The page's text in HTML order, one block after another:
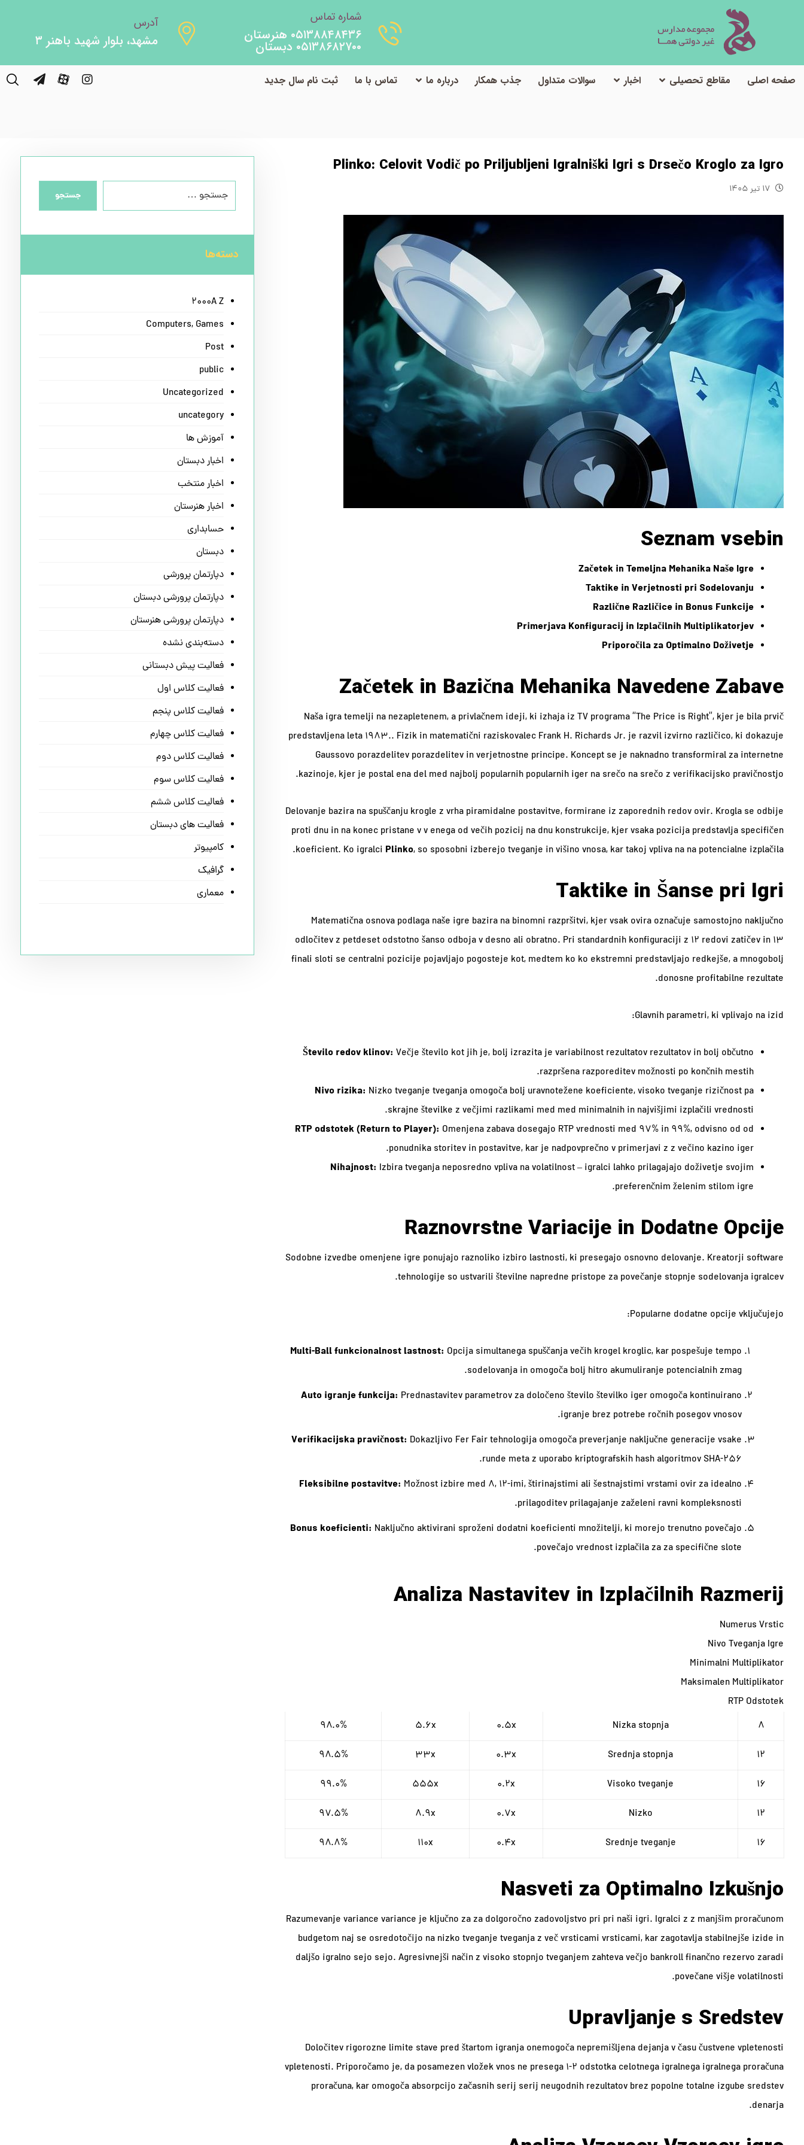
آدرس
مشهد، بلوار شهید باهنر ۳
شماره تماس
۰۵۱۳۸۸۴۸۴۳۶ هنرستان
۰۵۱۳۸۶۸۲۷۰۰ دبستان
صفحه اصلی مقاطع تحصیلی اخبار سوالات متداول جذب همکار درباره ما تماس با ما ثبت نام سال جدید
Plinko: Celovit Vodič po Priljubljeni Igralniški Igri s Drsečo Kroglo za Igro
۱۷ تیر ۱۴۰۵
Seznam vsebin
Začetek in Temeljna Mehanika Naše Igre
Taktike in Verjetnosti pri Sodelovanju
Različne Različice in Bonus Funkcije
Primerjava Konfiguracij in Izplačilnih Multiplikatorjev
Priporočila za Optimalno Doživetje
Začetek in Bazična Mehanika Navedene Zabave
Naša igra temelji na nezapletenem, a privlačnem ideji, ki izhaja iz TV programa “The Price is Right”, kjer je bila prvič
predstavljena leta 1983.. Fizik in matematični raziskovalec Frank H. Richards Jr. je razvil izvirno različico, ki dokazuje
Gaussovo porazdelitev porazdelitev in verjetnostne principe. Koncept se je naknadno transformiral za internetne
kazinoje, kjer je postal ena del med najbolj popularnih popularnih iger na srečo na srečo z verifikacijsko pravičnostjo.
Delovanje bazira na spuščanju krogle z vrha piramidalne postavitve, formirane iz zaporednih redov ovir. Krogla se odbije
proti dnu in na konec pristane v v enega od večih pozicij na dnu konstrukcije, kjer vsaka pozicija predstavlja specifičen
koeficient. Ko igralci Plinko, so sposobni izberejo tveganje in višino vnosa, kar takoj vpliva na na potencialne izplačila.
Taktike in Šanse pri Igri
Matematična osnova podlaga naše igre bazira na binomni razpršitvi, kjer vsak ovira označuje samostojno naključno
odločitev z petdeset odstotno šanso odboja v desno ali obratno. Pri standardnih konfiguraciji z 12 redovi zatičev in 13
finali sloti se centralni pozicije pojavljajo pogosteje kot, medtem ko ko ekstremni predstavljajo redkejše, a mnogobolj
donosne profitabilne rezultate.
Glavnih parametri, ki vplivajo na izid:
Število redov klinov: Večje število kot jih je, bolj izrazita je variabilnost rezultatov rezultatov in bolj občutno
razpršena razporeditev možnosti po končnih mestih.
Nivo rizika: Nizko tveganje tveganja omogoča bolj uravnotežene koeficiente, visoko tveganje rizičnost pa
skrajne številke z večjimi razlikami med med minimalnih in najvišjimi izplačili vrednosti.
RTP odstotek (Return to Player): Omenjena zabava dosegajo RTP vrednosti med 97% in 99%, odvisno od od
ponudnika storitev in postavitve, kar je nadpovprečno v primerjavi z z večino kazino iger.
Nihajnost: Izbira tveganja neposredno vpliva na volatilnost – igralci lahko prilagajajo doživetje svojim
preferenčnim želenim stilom igre.
Raznovrstne Variacije in Dodatne Opcije
Sodobne izvedbe omenjene igre ponujajo raznoliko izbiro lastnosti, ki presegajo osnovno delovanje. Kreatorji software
tehnologije so ustvarili številne napredne pristope za povečanje stopnje sodelovanja igralcev.
Popularne dodatne opcije vključujejo:
Multi-Ball funkcionalnost lastnost: Opcija simultanega spuščanja večih krogel kroglic, kar pospešuje tempo
sodelovanja in omogoča bolj hitro akumuliranje potencialnih zmag.
Auto igranje funkcija: Prednastavitev parametrov za določeno število številko iger omogoča kontinuirano
igranje brez potrebe ročnih posegov vnosov.
Verifikacijska pravičnost: Dokazljivo Fer Fair tehnologija omogoča preverjanje naključne generacije vsake
runde meta z uporabo kriptografskih hash algoritmov SHA-256.
Fleksibilne postavitve: Možnost izbire med 8, 12-imi, štirinajstimi ali šestnajstimi vrstami ovir za idealno
prilagoditev prilagajanje zaželeni ravni kompleksnosti.
Bonus koeficienti: Naključno aktivirani sproženi dodatni koeficienti množitelji, ki morejo trenutno povečajo
povečajo vrednost izplačila za za specifične slote.
Analiza Nastavitev in Izplačilnih Razmerij
Numerus Vrstic
Nivo Tveganja Igre
Minimalni Multiplikator
Maksimalen Multiplikator
RTP Odstotek
۸
Nizka stopnja
0.5x
5.6x ۹۸.۰%
۱۲ Srednja stopnja
0.3x
33x ۹۸.۵%
۱۶ Visoko tveganje
0.2x
555x ۹۹.۰%
۱۲ Nizko
0.7x
8.9x ۹۷.۵%
۱۶ Srednje tveganje
0.4x
110x ۹۸.۸%
Nasveti za Optimalno Izkušnjo
Razumevanje variance variance je ključno za za dolgoročno zadovoljstvo pri pri naši igri. Igralci z z manjšim proračunom
budgetom naj se osredotočijo na nizko tveganje tveganja z več vrsticami vrsticami, kar zagotavlja stabilnejše izide in
daljšo igralno sejo sejo. Agresivnejši način z visoko stopnjo tveganjem zahteva večjo bankroll finančno rezervo zaradi
povečane višje volatilnosti.
Upravljanje s Sredstev
Določitev rigorozne limite stave pred štartom igranja onemogoča nepremišljena dejanja v času čustvene vpletenosti
vpletenosti. Priporočamo je, da posamezen vložek vnos ne presega 1-2 odstotka celotnega igralnega igralnega proračuna
proračuna, kar omogoča absorpcijo začasnih serij serij neugodnih rezultatov brez popolne totalne izgube sredstev
denarja.
جستجو
دسته‌ها
2000A Z
Computers, Games
Post
public
Uncategorized
uncategory
آموزش ها
اخبار دبستان
اخبار منتخب
اخبار هنرستان
حسابداری
دبستان
دپارتمان پرورشی
دپارتمان پرورشی دبستان
دپارتمان پرورشی هنرستان
دسته‌بندی نشده
فعالیت پیش دبستانی
فعالیت کلاس اول
فعالیت کلاس پنجم
فعالیت کلاس چهارم
فعالیت کلاس دوم
فعالیت کلاس سوم
فعالیت کلاس ششم
فعالیت های دبستان
کامپیوتر
گرافیک
معماری